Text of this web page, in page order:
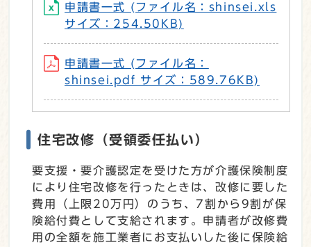
申請書一式 (ファイル名：shinsei.xls
サイズ：254.50KB)
申請書一式 (ファイル名：
shinsei.pdf サイズ：589.76KB)
住宅改修（受領委任払い）
要支援・要介護認定を受けた方が介護保険制度
により住宅改修を行ったときは、改修に要した
費用（上限20万円）のうち、7割から9割が保
険給付費として支給されます。申請者が改修費
用の全額を施工業者にお支払いした後に保険給